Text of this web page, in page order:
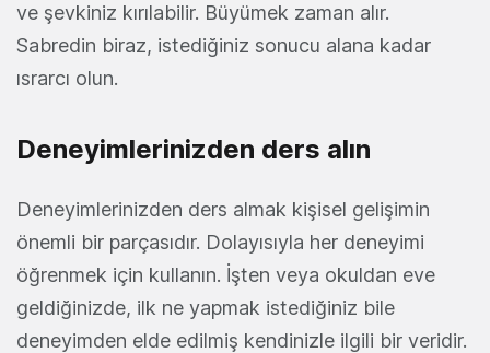
ve şevkiniz kırılabilir. Büyümek zaman alır.
Sabredin biraz, istediğiniz sonucu alana kadar
ısrarcı olun.
Deneyimlerinizden ders alın
Deneyimlerinizden ders almak kişisel gelişimin
önemli bir parçasıdır. Dolayısıyla her deneyimi
öğrenmek için kullanın. İşten veya okuldan eve
geldiğinizde, ilk ne yapmak istediğiniz bile
deneyimden elde edilmiş kendinizle ilgili bir veridir.